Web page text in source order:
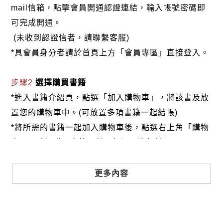
mail信箱，點擊會員開通認證連結，輸入帳號密碼即
可完成開通。
(未收到認證信者，請聯繫客服)
*具會員身分者請於首頁上方「會員專區」直接登入。
步驟2選擇購買書籍
*進入書籍介紹頁，點選「加入購物車」，將該書及放
置您的購物車中。(可放置多項書籍一起結帳)
*將所需的書籍一起加入購物車後，點選右上角「購物
更多內容